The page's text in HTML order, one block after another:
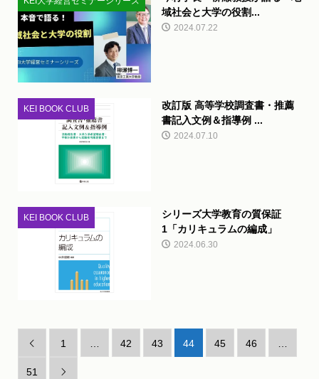
域社会と大学の役割...
2024.07.22
KEI BOOK CLUB
改訂版 高等学校調査書・推薦
書記入文例＆指導例 ...
2024.07.10
KEI BOOK CLUB
シリーズ大学教育の質保証
1「カリキュラムの編成」
2024.06.30
 1 42 43 44 45 46
51 